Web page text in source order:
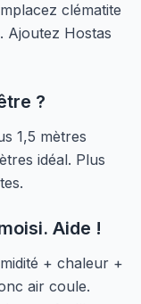
clématite
Ajoutez Hostas
?
1,5 mètres
idéal. Plus
Aide !
+ chaleur +
air coule.